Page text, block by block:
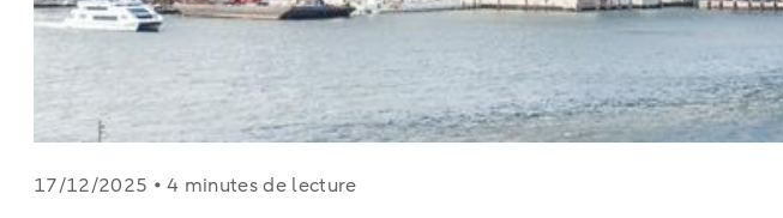
17/12/2025 • 4 minutes de lecture